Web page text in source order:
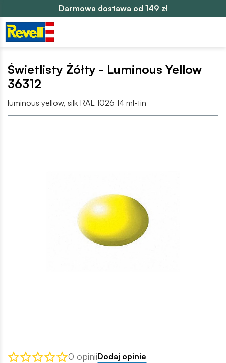
Darmowa dostawa od 149 zł
Świetlisty Żółty - Luminous Yellow
36312
luminous yellow, silk RAL 1026 14 ml-tin
0 opiniiDodaj opinie